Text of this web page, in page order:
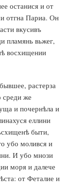
останися и от
отгна Париа. Он
вкусивъ
пламянь вьжег,
восхищении
бывшее, растерза
среди же
и почернѣла и
еллини
быти,
убо молився и
И убо мнози
моря и далече
от Феталие и